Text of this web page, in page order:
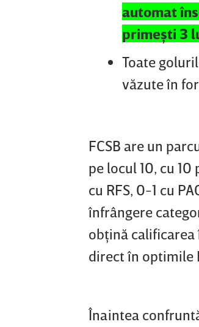
automat
primeşti 3
Toate
văzute în
FCSB are un
pe locul 10, cu
cu RFS, 0-1 cu
înfrângere
obţină calificarea
direct în optimile
Înaintea